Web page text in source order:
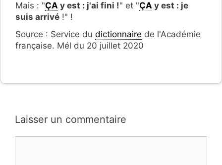
Mais : "ÇA y est : j'ai fini !" et "ÇA y est : je
suis arrivé !" !
Source : Service du dictionnaire de l'Académie
française. Mél du 20 juillet 2020
Laisser un commentaire